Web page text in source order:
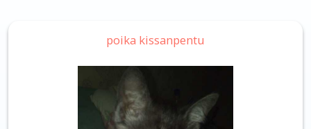
poika kissanpentu